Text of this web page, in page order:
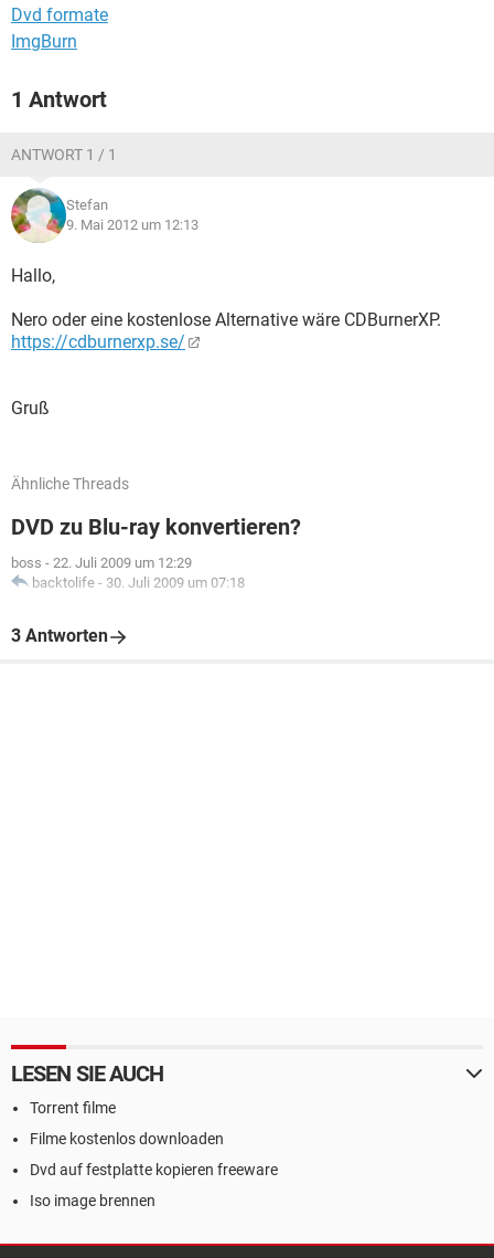
Dvd formate
ImgBurn
1 Antwort
ANTWORT 1 / 1
Stefan
9. Mai 2012 um 12:13
Hallo,
Nero oder eine kostenlose Alternative wäre CDBurnerXP.
https://cdburnerxp.se/
Gruß
Ähnliche Threads
DVD zu Blu-ray konvertieren?
boss - 22. Juli 2009 um 12:29
backtolife - 30. Juli 2009 um 07:18
3 Antworten
LESEN SIE AUCH
Torrent filme
Filme kostenlos downloaden
Dvd auf festplatte kopieren freeware
Iso image brennen